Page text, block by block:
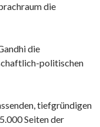
die
die
politischen
tiefgründigen
Seiten der